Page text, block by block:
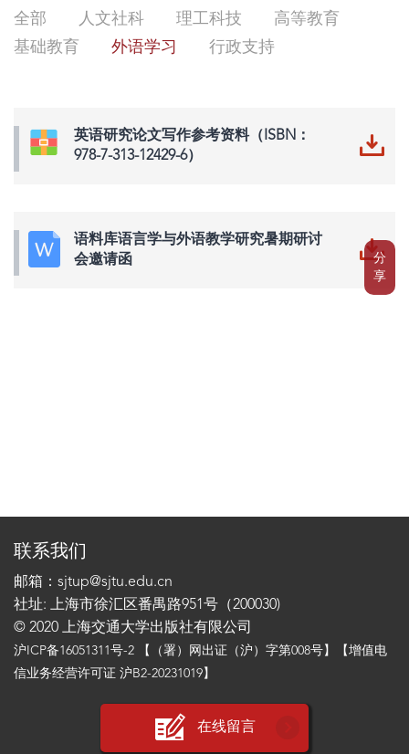
分
享
全部 人文社科 理工科技
高等教育
基础教育
外语学习 行政支持
英语研究论文写作参考资料（ISBN：
978-7-313-12429-6）
语料库语言学与外语教学研究暑期研讨
会邀请函
联系我们
邮箱：sjtup@sjtu.edu.cn
社址: 上海市徐汇区番禺路951号（200030)
© 2020 上海交通大学出版社有限公司
沪ICP备16051311号-2 【（署）网出证（沪）字第008号】【增值电
信业务经营许可证 沪B2-20231019】
在线留言